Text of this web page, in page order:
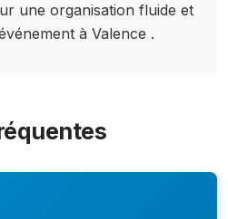
une organisation fluide et
à Valence .